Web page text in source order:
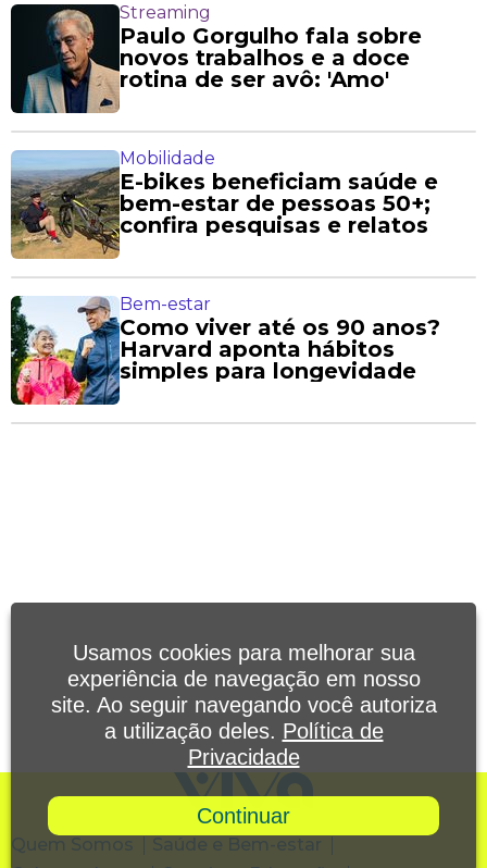
Streaming
Paulo Gorgulho fala sobre
novos trabalhos e a doce
rotina de ser avô: 'Amo'
Mobilidade
E-bikes beneficiam saúde e
bem-estar de pessoas 50+;
confira pesquisas e relatos
Bem-estar
Como viver até os 90 anos?
Harvard aponta hábitos
simples para longevidade
Quem Somos
Saúde e Bem-estar
Usamos cookies para melhorar sua
experiência de navegação em nosso
site. Ao seguir navegando você autoriza
a utilização deles. Política de
Privacidade
Continuar